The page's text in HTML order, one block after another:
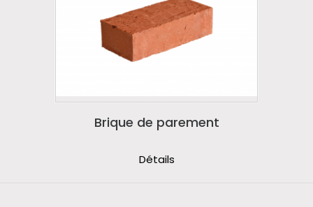
Brique de parement
Détails